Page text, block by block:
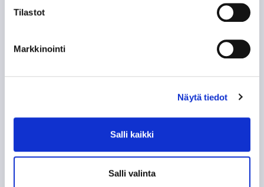
Tilastot
Markkinointi
Näytä tiedot
Salli kaikki
Salli valinta